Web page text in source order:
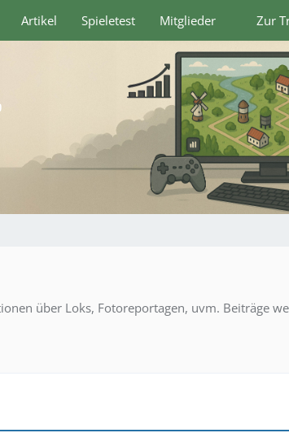
Artikel Spieletest Mitglieder Zur
über Loks, Fotoreportagen, uvm. Beiträge